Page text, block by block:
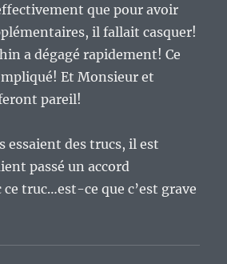
que pour avoir
il fallait casquer!
a dégagé rapidement! Ce
Et Monsieur et
pareil!
essaient des trucs, il est
passé un accord
truc…est-ce que c’est grave